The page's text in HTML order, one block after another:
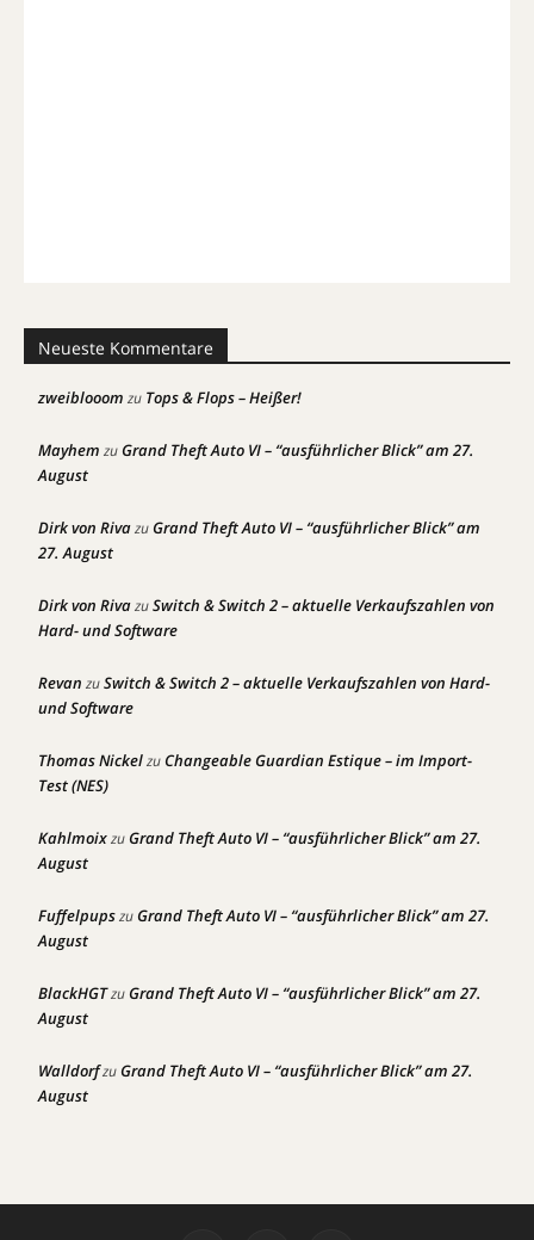
Neueste Kommentare
zweiblooom zu Tops & Flops – Heißer!
Mayhem zuGrand Theft Auto VI – “ausführlicher Blick” am 27.
August
Dirk von RivazuGrand Theft Auto VI – “ausführlicher Blick” am
27. August
Dirk von RivazuSwitch & Switch 2 – aktuelle Verkaufszahlen von
Hard- und Software
Revan zuSwitch & Switch 2 – aktuelle Verkaufszahlen von Hard-
und Software
Thomas NickelzuChangeable Guardian Estique – im Import-
Test (NES)
KahlmoixzuGrand Theft Auto VI – “ausführlicher Blick” am 27.
August
FuffelpupszuGrand Theft Auto VI – “ausführlicher Blick” am 27.
August
BlackHGTzuGrand Theft Auto VI – “ausführlicher Blick” am 27.
August
WalldorfzuGrand Theft Auto VI – “ausführlicher Blick” am 27.
August